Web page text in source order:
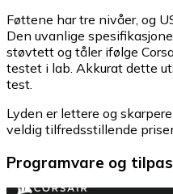
Føttene har tre nivåer, og
Den uvanlige
støvtett og tåler ifølge
testet i lab. Akkurat dette
test.
Lyden er lettere og
veldig tilfredsstillende
Programvare og